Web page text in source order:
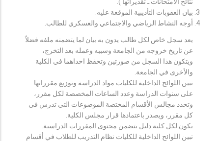
بيان العقوبات التأديبية الموقعة عليه.
أوجه النشاط الرياضي والاجتماعي والعسكري للطالب.
يعد سجل خاص لكل طالب يدون به بيان لما يتضمنه ملفه فضلاً
عن تاريخ خروجه من الجامعة وسببه وعمله بعد التخرج،
ويتكون هذا السجل من صورتين وتحفظ احداهما في الكلية
والأخرى في الجامعة.
تبين اللوائح الداخلية للكليات مواد الدراسة وتوزيع مقرراتها
على سنوات الدراسة وعدد الساعات المخصصة لكل مقرر،
وتحدد مجالس الأقسام المختصة الموضوعات التي تدرس في
كل مقرر، ويصدر باعتمادها قرار مجلس الكلية.
يكون لكل كلية دليل يتضمن محتوى المقررات الدراسية.
تبين اللوائح الداخلية للكليات نظام التدريب للطلاب في أقسام